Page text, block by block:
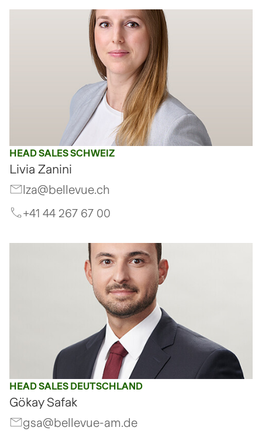
HEAD SALES SCHWEIZ
Livia Zanini
lza@bellevue.ch
+41 44 267 67 00
HEAD SALES DEUTSCHLAND
Gökay Safak
gsa@bellevue-am.de